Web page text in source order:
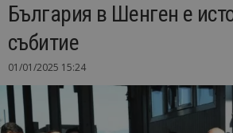
България в Шенген е
събитие
01/01/2025 15:24